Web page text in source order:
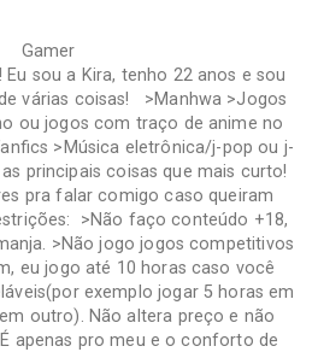
Gamer
sou a Kira, tenho 22 anos e sou
várias coisas! >Manhwa >Jogos
ou jogos com traço de anime no
>Música eletrônica/j-pop ou j-
principais coisas que mais curto!
pra falar comigo caso queiram
>Não faço conteúdo +18,
>Não jogo jogos competitivos
eu jogo até 10 horas caso você
exemplo jogar 5 horas em
outro). Não altera preço e não
apenas pro meu e o conforto de